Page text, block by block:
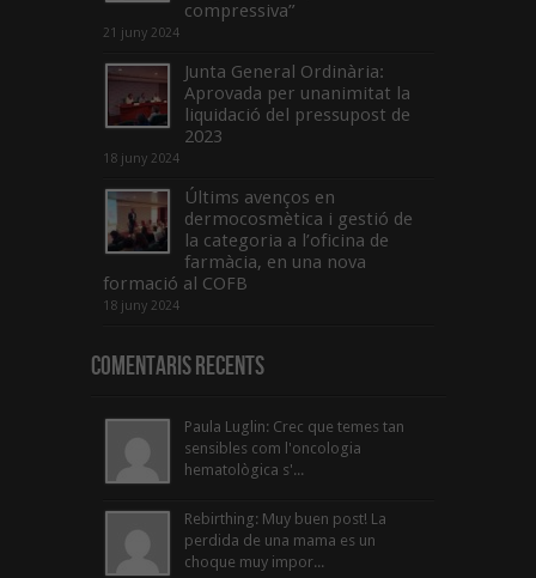
compressiva”
21 juny 2024
Junta General Ordinària:
Aprovada per unanimitat la
liquidació del pressupost de
2023
18 juny 2024
Últims avenços en
dermocosmètica i gestió de
la categoria a l’oficina de
farmàcia, en una nova
formació al COFB
18 juny 2024
Comentaris Recents
Paula Luglin: Crec que temes tan
sensibles com l'oncologia
hematològica s'...
Rebirthing: Muy buen post! La
perdida de una mama es un
choque muy impor...